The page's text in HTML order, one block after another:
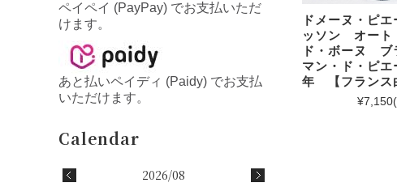
ドメーヌ・ピ
ッソン オート
ド・ボーヌ
マン・ド・ピ
年 【フランス
¥7,150
ペイペイ (PayPay) でお支払いただ
けます。
あと払いペイディ (Paidy) でお支払
いただけます。
2026/08